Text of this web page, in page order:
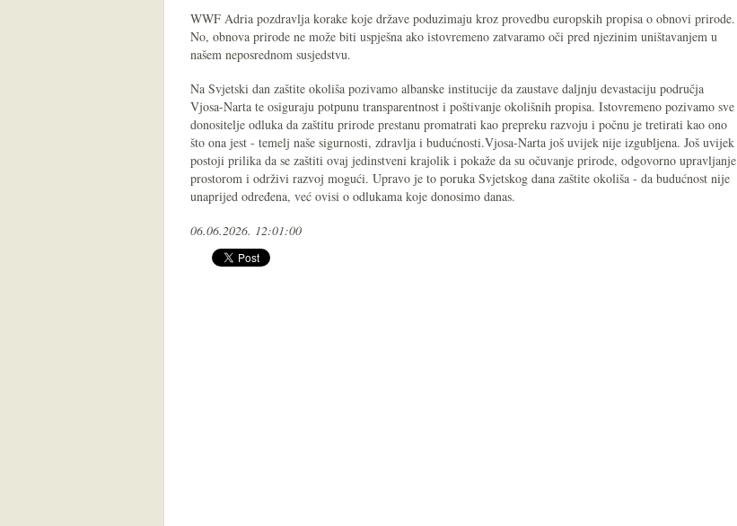
WWF Adria pozdravlja korake koje države poduzimaju kroz provedbu europskih propisa o obnovi prirode.
No, obnova prirode ne može biti uspješna ako istovremeno zatvaramo oči pred njezinim uništavanjem u
našem neposrednom susjedstvu.
Na Svjetski dan zaštite okoliša pozivamo albanske institucije da zaustave daljnju devastaciju područja
Vjosa-Narta te osiguraju potpunu transparentnost i poštivanje okolišnih propisa. Istovremeno pozivamo sve
donositelje odluka da zaštitu prirode prestanu promatrati kao prepreku razvoju i počnu je tretirati kao ono
što ona jest - temelj naše sigurnosti, zdravlja i budućnosti.Vjosa-Narta još uvijek nije izgubljena. Još uvijek
postoji prilika da se zaštiti ovaj jedinstveni krajolik i pokaže da su očuvanje prirode, odgovorno upravljanje
prostorom i održivi razvoj mogući. Upravo je to poruka Svjetskog dana zaštite okoliša - da budućnost nije
unaprijed određena, već ovisi o odlukama koje donosimo danas.
06.06.2026. 12:01:00